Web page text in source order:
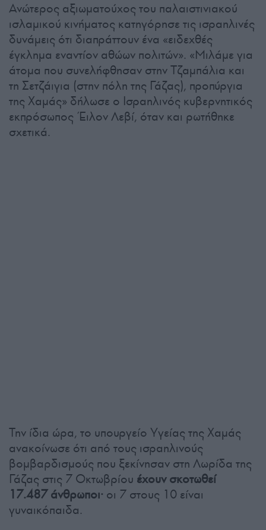
Ανώτερος αξιωματούχος του παλαιστινιακού
ισλαμικού κινήματος κατηγόρησε τις ισραηλινές
δυνάμεις ότι διαπράττουν ένα «ειδεχθές
έγκλημα εναντίον αθώων πολιτών». «Μιλάμε για
άτομα που συνελήφθησαν στην Τζαμπάλια και
τη Σετζάιγια (στην πόλη της Γάζας), προπύργια
της Χαμάς» δήλωσε ο Ισραηλινός κυβερνητικός
εκπρόσωπος Έιλον Λεβί, όταν και ρωτήθηκε
σχετικά.
Την ίδια ώρα, το υπουργείο Υγείας της Χαμάς
ανακοίνωσε ότι από τους ισραηλινούς
βομβαρδισμούς που ξεκίνησαν στη Λωρίδα της
Γάζας στις 7 Οκτωβρίου έχουν σκοτωθεί
17.487 άνθρωποι· οι 7 στους 10 είναι
γυναικόπαιδα.